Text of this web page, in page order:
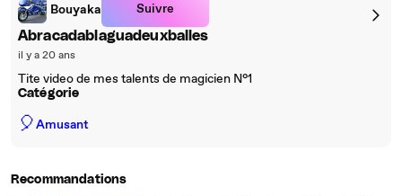
Bouyaka Suivre
Abracadablaguadeuxballes
il y a 20 ans
Tite video de mes talents de magicien N°1
Catégorie
🎈Amusant
Recommandations